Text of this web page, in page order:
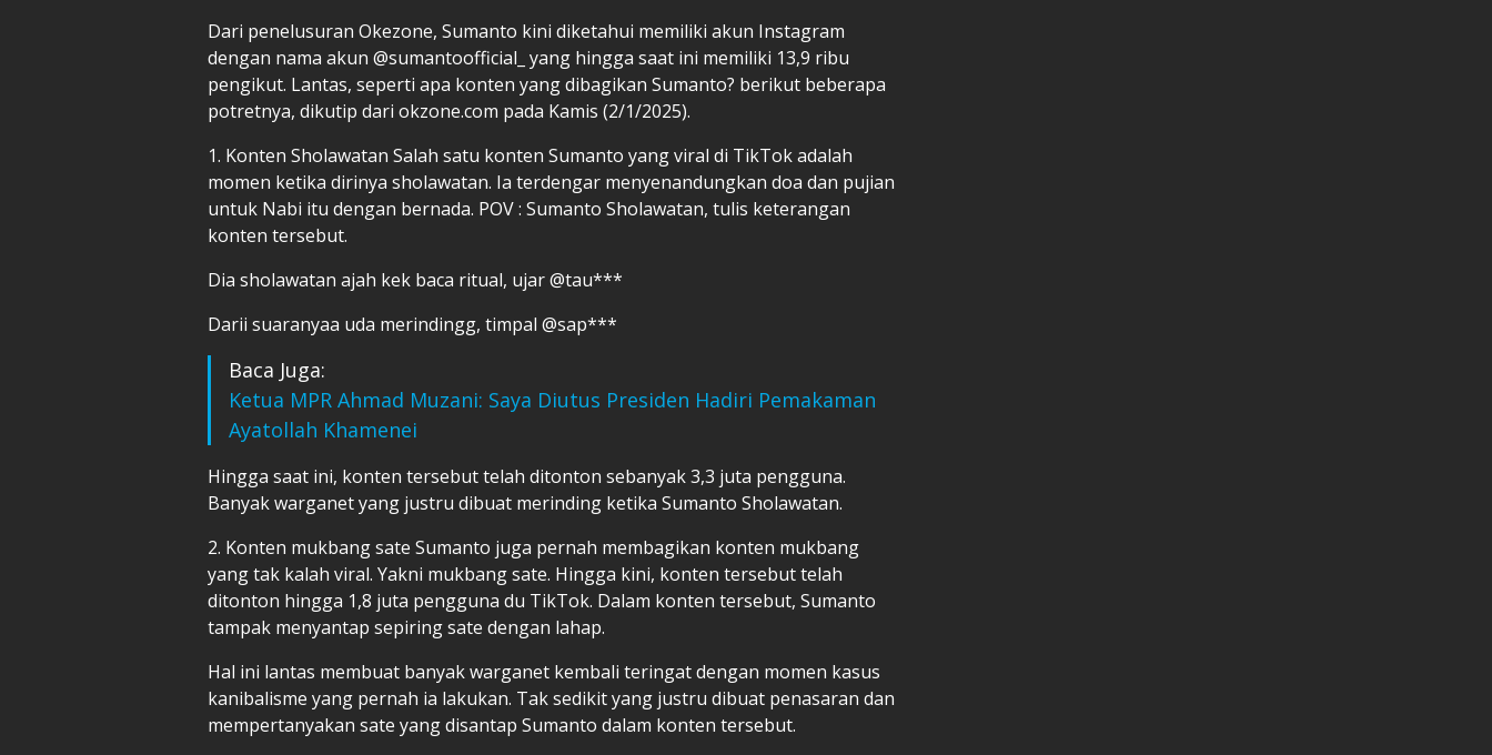
Dari penelusuran Okezone, Sumanto kini diketahui memiliki akun Instagram
dengan nama akun @sumantoofficial_ yang hingga saat ini memiliki 13,9 ribu
pengikut. Lantas, seperti apa konten yang dibagikan Sumanto? berikut beberapa
potretnya, dikutip dari okzone.com pada Kamis (2/1/2025).
1. Konten Sholawatan Salah satu konten Sumanto yang viral di TikTok adalah
momen ketika dirinya sholawatan. Ia terdengar menyenandungkan doa dan pujian
untuk Nabi itu dengan bernada. POV : Sumanto Sholawatan, tulis keterangan
konten tersebut.
Dia sholawatan ajah kek baca ritual, ujar @tau***
Darii suaranyaa uda merindingg, timpal @sap***
Baca Juga:
Ketua MPR Ahmad Muzani: Saya Diutus Presiden Hadiri Pemakaman
Ayatollah Khamenei
Hingga saat ini, konten tersebut telah ditonton sebanyak 3,3 juta pengguna.
Banyak warganet yang justru dibuat merinding ketika Sumanto Sholawatan.
2. Konten mukbang sate Sumanto juga pernah membagikan konten mukbang
yang tak kalah viral. Yakni mukbang sate. Hingga kini, konten tersebut telah
ditonton hingga 1,8 juta pengguna du TikTok. Dalam konten tersebut, Sumanto
tampak menyantap sepiring sate dengan lahap.
Hal ini lantas membuat banyak warganet kembali teringat dengan momen kasus
kanibalisme yang pernah ia lakukan. Tak sedikit yang justru dibuat penasaran dan
mempertanyakan sate yang disantap Sumanto dalam konten tersebut.